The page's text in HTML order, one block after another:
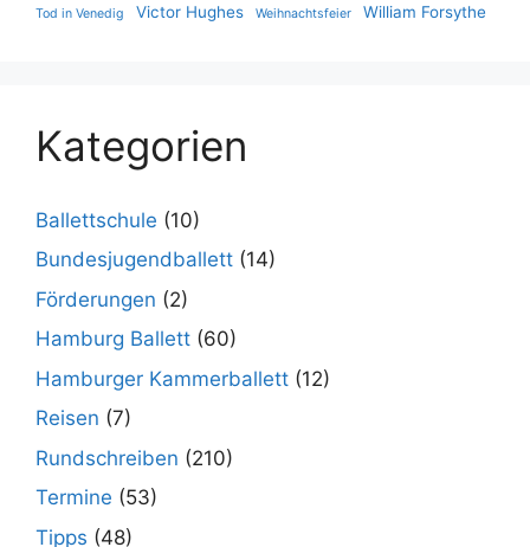
Tod in Venedig Victor Hughes Weihnachtsfeier William Forsythe
Kategorien
Ballettschule (10)
Bundesjugendballett (14)
Förderungen (2)
Hamburg Ballett (60)
Hamburger Kammerballett (12)
Reisen (7)
Rundschreiben (210)
Termine (53)
Tipps (48)